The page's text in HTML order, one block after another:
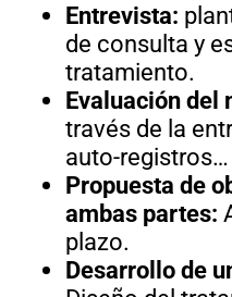
Entrevista:
de consulta y
tratamiento.
Evaluación del
través de la
auto-registros…
Propuesta de
ambas partes:
plazo.
Desarrollo de